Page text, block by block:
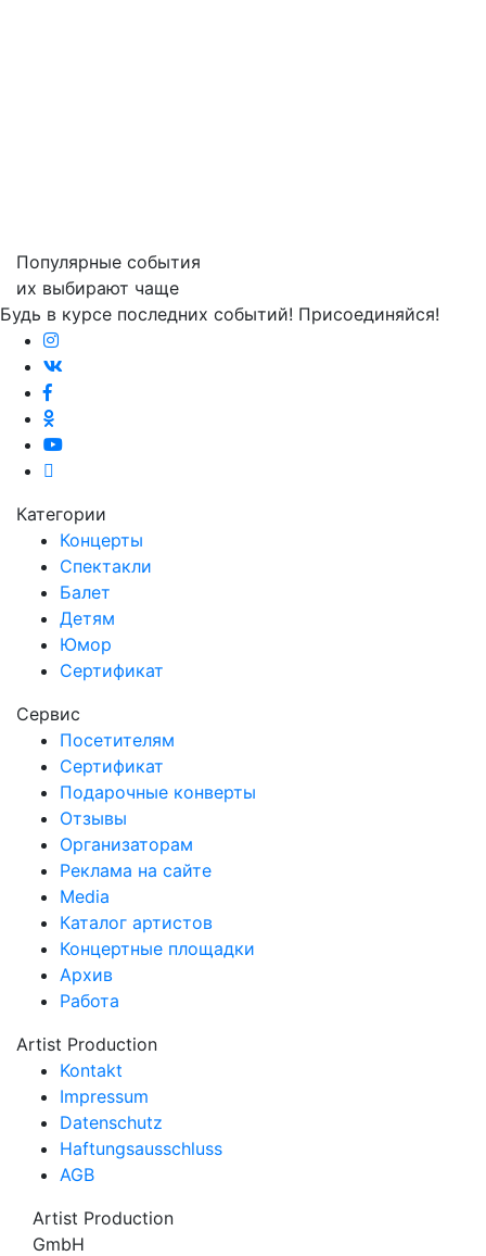
Популярные события
их выбирают чаще
Будь в курсе последних событий! Присоединяйся!
Категории
Концерты
Спектакли
Балет
Детям
Юмор
Сертификат
Сервис
Посетителям
Сертификат
Подарочные конверты
Отзывы
Организаторам
Реклама на сайте
Media
Каталог артистов
Концертные площадки
Архив
Работа
Artist Production
Kontakt
Impressum
Datenschutz
Haftungsausschluss
AGB
Artist Production
GmbH